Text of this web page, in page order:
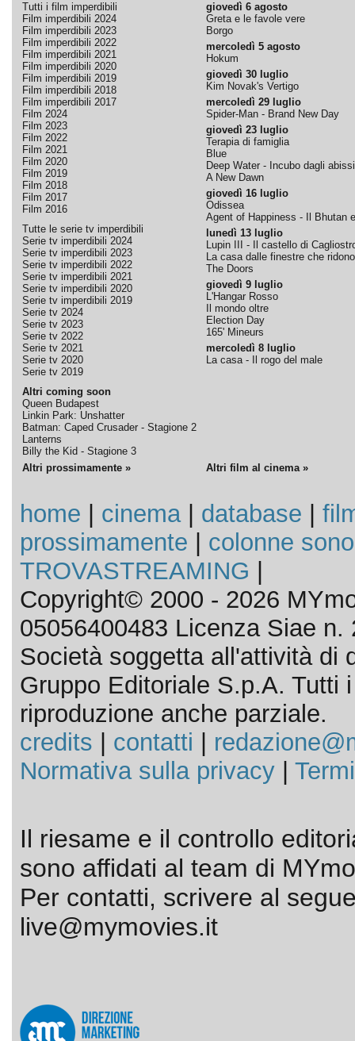
Tutti i film imperdibili
Film imperdibili 2024
Film imperdibili 2023
Film imperdibili 2022
Film imperdibili 2021
Film imperdibili 2020
Film imperdibili 2019
Film imperdibili 2018
Film imperdibili 2017
Film 2024
Film 2023
Film 2022
Film 2021
Film 2020
Film 2019
Film 2018
Film 2017
Film 2016
Tutte le serie tv imperdibili
Serie tv imperdibili 2024
Serie tv imperdibili 2023
Serie tv imperdibili 2022
Serie tv imperdibili 2021
Serie tv imperdibili 2020
Serie tv imperdibili 2019
Serie tv 2024
Serie tv 2023
Serie tv 2022
Serie tv 2021
Serie tv 2020
Serie tv 2019
Altri coming soon
Queen Budapest
Linkin Park: Unshatter
Batman: Caped Crusader - Stagione 2
Lanterns
Billy the Kid - Stagione 3
giovedì 6 agosto
Greta e le favole vere
Borgo
mercoledì 5 agosto
Hokum
giovedì 30 luglio
Kim Novak's Vertigo
mercoledì 29 luglio
Spider-Man - Brand New Day
giovedì 23 luglio
Terapia di famiglia
Blue
Deep Water - Incubo dagli abissi
A New Dawn
giovedì 16 luglio
Odissea
Agent of Happiness - Il Bhutan
lunedì 13 luglio
Lupin III - Il castello di
La casa dalle finestre che ridono
The Doors
giovedì 9 luglio
L'Hangar Rosso
Il mondo oltre
Election Day
165' Mineurs
mercoledì 8 luglio
La casa - Il rogo del male
Altri prossimamente » Altri film al cinema »
home cinema| database
prossimamente
colonne
TROVASTREAMING
Copyright© 2000 - 2026
05056400483 Licenza Siae n.
Società soggetta all'attività di
Gruppo Editoriale S.p.A. Tutti
riproduzione anche parziale.
credits
contatti
Normativa sulla privacy|
Il riesame e il controllo
sono affidati al team di
Per contatti, scrivere al
live@mymovies.it